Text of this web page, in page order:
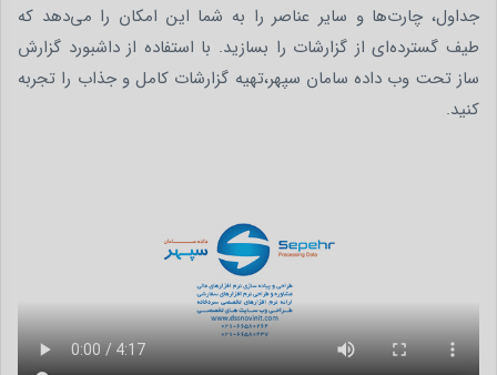
جداول، چارت‌ها و سایر عناصر را به شما این امکان را می‌دهد که
طیف گسترده‌ای از گزارشات را بسازید. با استفاده از داشبورد گزارش
ساز تحت وب داده سامان سپهر،تهیه گزارشات کامل و جذاب را تجربه
کنید.